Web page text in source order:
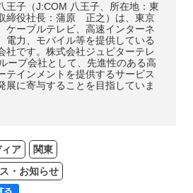
王子（J:COM 八王子、所在地：東
締役社長：蒲原 正之）は、東京
ケーブルテレビ、高速インターネ
電力、モバイル等を提供している
社です。株式会社ジュピターテレ
ープ会社として、先進性のある高
テインメントを提供するサービス
展に寄与することを目指していま
ア
関東
・お知らせ